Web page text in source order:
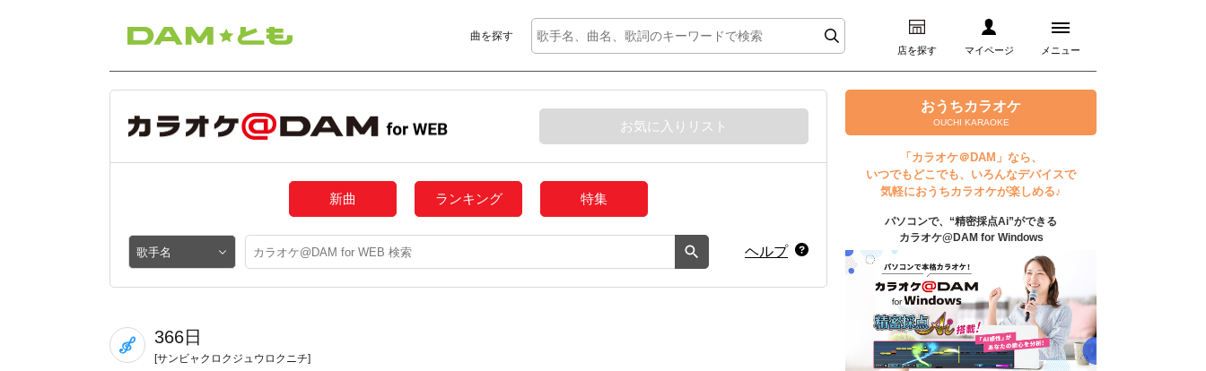
曲を探す
店を探す マイページ メニュー
ログイン
マイページ
プレミアムサービス
DAM★とも動画
DAM★とも録音
カラオケ＠DAM
ユーザー検索
お気に入りリスト
新曲 ランキング 特集
ヘルプ
366日
[サンビャクロクジュウロクニチ]
おうちカラオケ
OUCHI KARAOKE
「カラオケ＠DAM」なら、
いつでもどこでも、いろんなデバイスで
気軽におうちカラオケが楽しめる♪
パソコンで、“精密採点Ai”ができる
カラオケ@DAM for Windows